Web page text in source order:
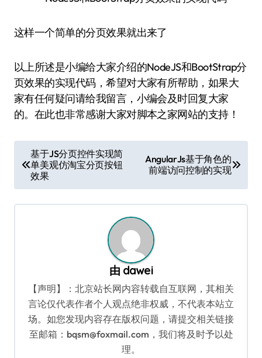
这样一个简单的分页效果就出来了
以上所述是小编给大家介绍的NodeJS和BootStrap分
页效果的实现代码，希望对大家有所帮助，如果大
家有任何疑问请给我留言，小编会及时回复大家
的。在此也非常感谢大家对脚本之家网站的支持！
章
导
航
基于JS分页控件实现简
单美观仿淘宝分页按钮
效果
AngularJs基于角色的
前端访问控制的实现
由 dawei
【声明】：北京站长网内容转载自互联网，其相关
言论仅代表作者个人观点绝非权威，不代表本站立
场。如您发现内容存在版权问题，请提交相关链接
至邮箱：bqsm@foxmail.com，我们将及时予以处
理。